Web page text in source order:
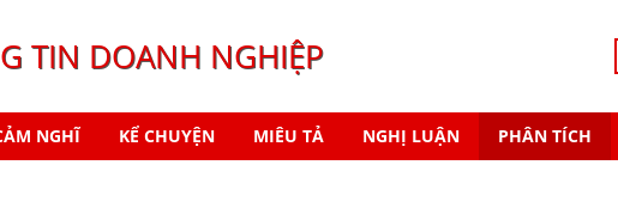
TIN DOANH NGHIỆP
NGHĨ KỂ CHUYỆN MIÊU TẢ NGHỊ LUẬN PHÂN TÍCH